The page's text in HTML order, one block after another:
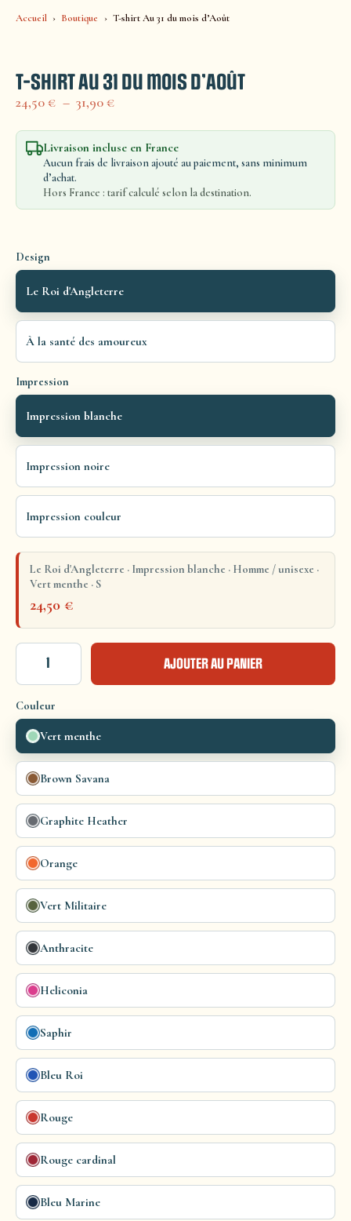
Accueil Boutique T-shirt Au 31 du mois d’Août
T-shirt Au 31 du mois d’Août
24,50€ – 31,90€
Livraison incluse en France
Aucun frais de livraison ajouté au paiement, sans minimum
d’achat.
Hors France : tarif calculé selon la destination.
Design
Le Roi d'Angleterre
À la santé des amoureux
Impression
Impression blanche
Impression noire
Impression couleur
Le Roi d'Angleterre · Impression blanche · Homme / unisexe ·
Vert menthe · S
24,50 €
AJOUTER AU PANIER
Couleur
Vert menthe
Brown Savana
Graphite Heather
Orange
Vert Militaire
Anthracite
Heliconia
Saphir
Bleu Roi
Rouge
Rouge cardinal
Bleu Marine